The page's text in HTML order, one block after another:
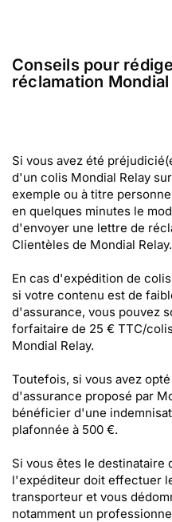
Conseils pour
réclamation Mondial
Si vous avez été
d'un colis Mondial Relay
exemple ou à titre
en quelques minutes le
d'envoyer une lettre de
Clientèles de Mondial Relay.
En cas d'expédition de
si votre contenu est de
d'assurance, vous pouvez
forfaitaire de 25 € TTC/
Mondial Relay.
Toutefois, si vous avez
d'assurance proposé par
bénéficier d'une
plafonnée à 500 €.
Si vous êtes le destinataire
l'expéditeur doit effectuer
transporteur et vous
notamment un